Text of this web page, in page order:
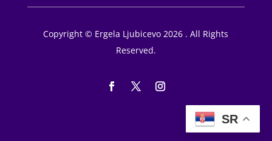
Copyright © Ergela Ljubicevo 2026 . All Rights
Reserved.
SR